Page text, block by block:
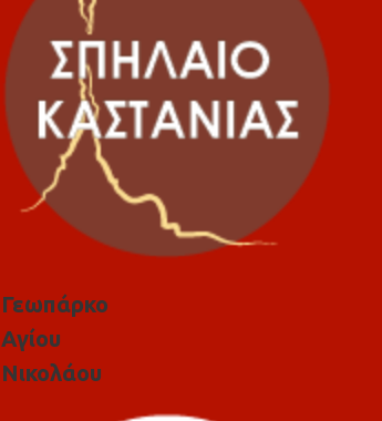
Γεωπάρκο
Αγίου
Νικολάου